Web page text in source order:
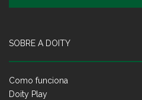
SOBRE A DOITY
Como funciona
Doity Play